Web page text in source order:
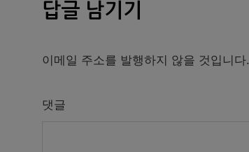
답글 남기기
이메일 주소를 발행하지 않을 것입니다.
댓글